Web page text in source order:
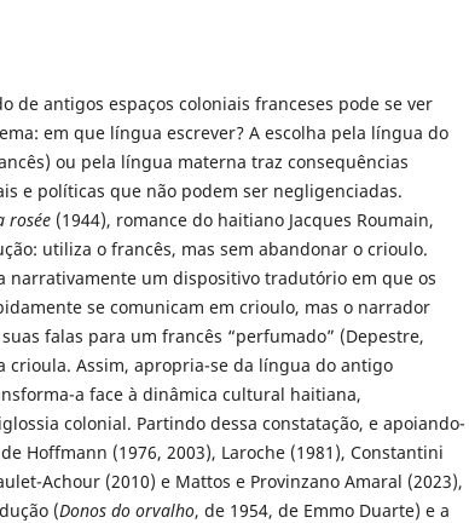
de antigos espaços coloniais franceses pode se ver
em que língua escrever? A escolha pela língua do
ou pela língua materna traz consequências
e políticas que não podem ser negligenciadas.
rosée (1944), romance do haitiano Jacques Roumain,
utiliza o francês, mas sem abandonar o crioulo.
narrativamente um dispositivo tradutório em que os
se comunicam em crioulo, mas o narrador
falas para um francês “perfumado” (Depestre,
crioula. Assim, apropria-se da língua do antigo
a face à dinâmica cultural haitiana,
colonial. Partindo dessa constatação, e apoiando-
Hoffmann (1976, 2003), Laroche (1981), Constantini
Achour (2010) e Mattos e Provinzano Amaral (2023),
(Donos do orvalho, de 1954, de Emmo Duarte) e a